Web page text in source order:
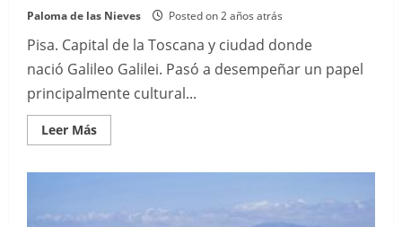
Paloma de las Nieves Posted on 2 años atrás
Pisa. Capital de la Toscana y ciudad donde
nació Galileo Galilei. Pasó a desempeñar un papel
principalmente cultural...
Leer MásRead
more
día